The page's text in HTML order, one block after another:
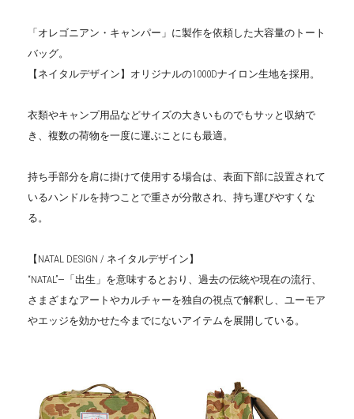
「オレゴニアン・キャンパー」に製作を依頼した大容量のトート
バッグ。
【ネイタルデザイン】オリジナルの1000Dナイロン生地を採用。
衣類やキャンプ用品などサイズの大きいものでもサッと収納で
き、複数の荷物を一度に運ぶことにも最適。
持ち手部分を肩に掛けて使用する場合は、表面下部に設置されて
いるハンドルを持つことで重さが分散され、持ち運びやすくな
る。
【NATAL DESIGN / ネイタルデザイン】
“NATAL”―「出生」を意味するとおり、過去の伝統や現在の流行、
さまざまなアートやカルチャーを独自の視点で解釈し、ユーモア
やエッジを効かせた今までにないアイテムを展開している。